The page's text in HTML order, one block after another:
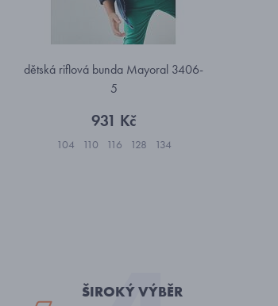
dětská riflová bunda Mayoral 3406-
5
931 Kč
104 110 116 128 134
ŠIROKÝ VÝBĚR